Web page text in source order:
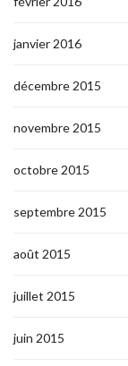
janvier 2016
décembre 2015
novembre 2015
octobre 2015
septembre 2015
août 2015
juillet 2015
juin 2015